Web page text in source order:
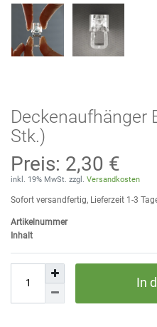
Deckenaufhänger
Stk.)
Preis: 2,30 €
inkl. 19% MwSt. zzgl. Versandkosten
Sofort versandfertig, Lieferzeit 1-3
Artikelnummer
Inhalt
In